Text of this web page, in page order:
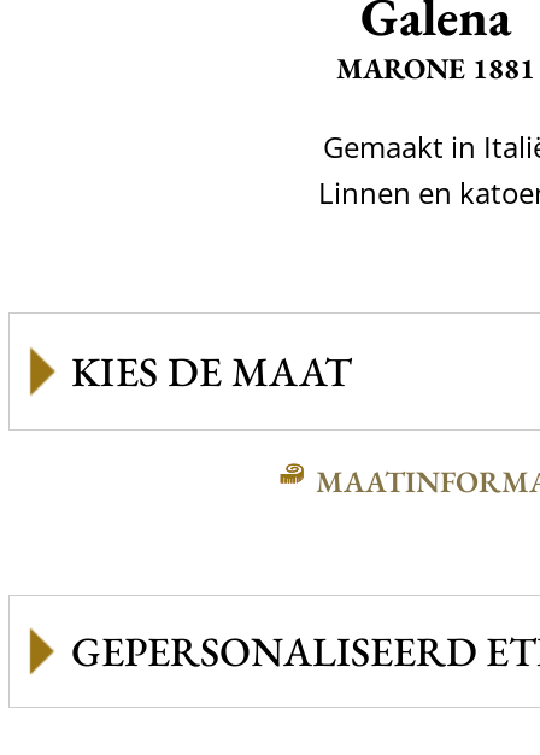
Galena
MARONE 1881
Gemaakt in
Linnen en
GEPERSONALISEERD